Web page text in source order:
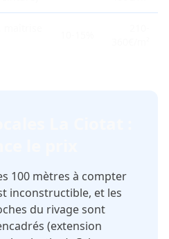
100 mètres à compter
inconstructible, et les
du rivage sont
(extension